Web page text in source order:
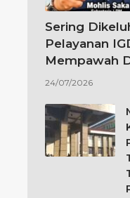
Sering
Pelayanan
Mempawah
24/07/2026